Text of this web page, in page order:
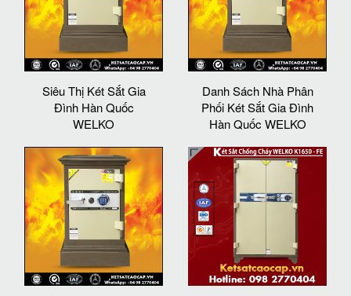
Siêu Thị Két Sắt Gia
Đình Hàn Quốc
WELKO
Danh Sách Nhà Phân
Phối Két Sắt Gia Đình
Hàn Quốc WELKO